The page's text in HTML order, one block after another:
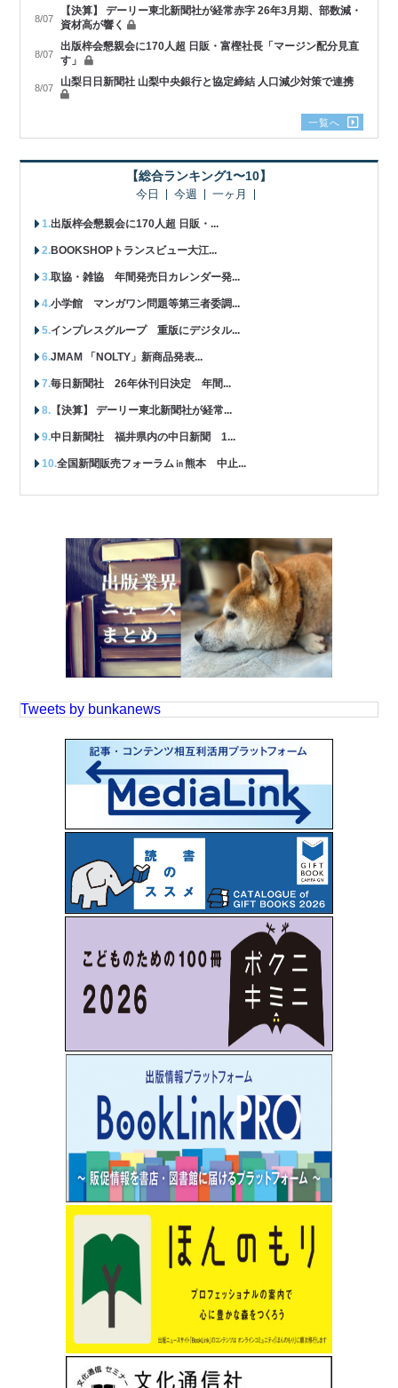
8/07
【決算】 デーリー東北新聞社が経常赤字 26年3月期、部数減・
資材高が響く
8/07
出版梓会懇親会に170人超 日販・富樫社長「マージン配分見直
す」
8/07 山梨日日新聞社 山梨中央銀行と協定締結 人口減少対策で連携
一覧へ
【総合ランキング1〜10】
今日 今週 一ヶ月
出版梓会懇親会に170人超 日販・...
BOOKSHOPトランスビュー大江...
取協・雑協 年間発売日カレンダー発...
小学館 マンガワン問題等第三者委調...
インプレスグループ 重版にデジタル...
JMAM 「NOLTY」新商品発表...
毎日新聞社 26年休刊日決定 年間...
【決算】 デーリー東北新聞社が経常...
中日新聞社 福井県内の中日新聞 1...
全国新聞販売フォーラム㏌熊本 中止...
Tweets by bunkanews